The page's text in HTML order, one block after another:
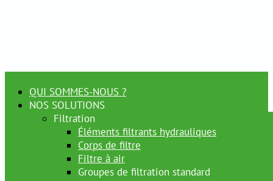
QUI SOMMES-NOUS ?
NOS SOLUTIONS
Filtration
Éléments filtrants hydrauliques
Corps de filtre
Filtre à air
Groupes de filtration standard